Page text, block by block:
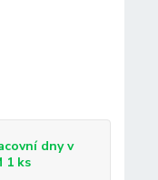
dny v
1 ks